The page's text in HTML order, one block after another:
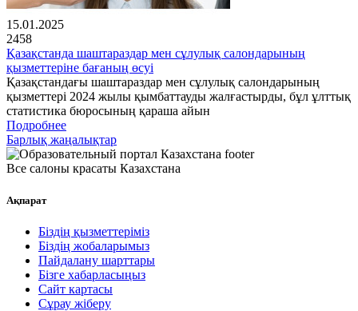
15.01.2025
2458
Қазақстанда шаштараздар мен сұлулық салондарының
қызметтеріне бағаның өсуі
Қазақстандағы шаштараздар мен сұлулық салондарының
қызметтері 2024 жылы қымбаттауды жалғастырды, бұл ұлттық
статистика бюросының қараша айын
Подробнее
Барлық жаңалықтар
Все салоны красаты Казахстана
Ақпарат
Біздің қызметтеріміз
Біздің жобаларымыз
Пайдалану шарттары
Бізге хабарласыңыз
Сайт картасы
Сұрау жіберу